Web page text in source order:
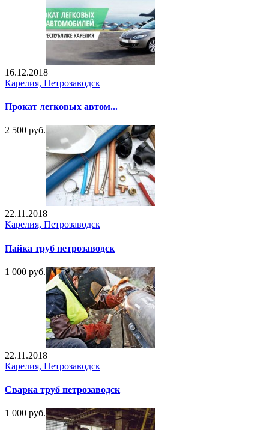
16.12.2018
Карелия, Петрозаводск
Прокат легковых автом...
2 500 руб.
22.11.2018
Карелия, Петрозаводск
Пайка труб петрозаводск
1 000 руб.
22.11.2018
Карелия, Петрозаводск
Сварка труб петрозаводск
1 000 руб.